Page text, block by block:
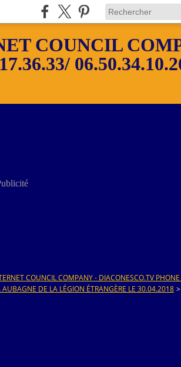
COUNCIL
COUNCIL COMPANY - DIACONESCO.TV
AUBAGNE DE LA LÉGION ÉTRANGÈRE LE 30.04.2018 >